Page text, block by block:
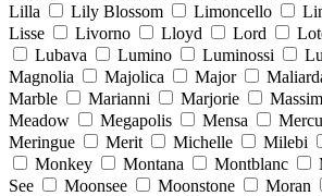
Lilla
Lily Blossom Limoncello
Lisse
Livorno Lloyd Lord
Lubava
Lumino Luminossi
Magnolia
Majolica Major
Marble
Marianni Marjorie
Meadow
Megapolis Mensa
Meringue
Merit Michelle Milebi
Monkey
Montana Montblanc
See
Moonsee Moonstone Moran